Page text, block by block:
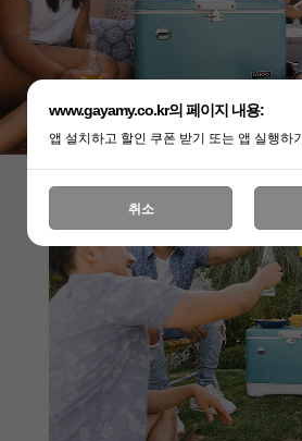
www.gayamy.co.kr의 페이지 내용:
앱 설치하고 할인 쿠폰 받기 또는 앱 실행하기
취소